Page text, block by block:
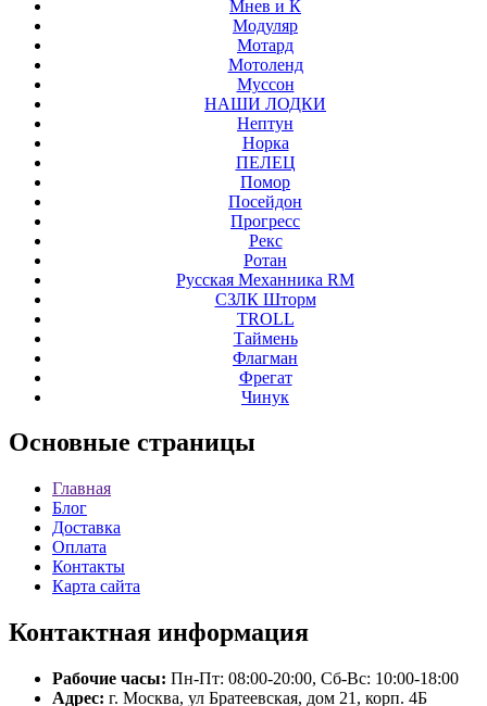
Мнев и К
Модуляр
Мотард
Мотоленд
Муссон
НАШИ ЛОДКИ
Нептун
Норка
ПЕЛЕЦ
Помор
Посейдон
Прогресс
Рекс
Ротан
Русская Механника RM
СЗЛК Шторм
ТROLL
Таймень
Флагман
Фрегат
Чинук
Основные страницы
Главная
Блог
Доставка
Оплата
Контакты
Карта сайта
Контактная информация
Рабочие часы: Пн-Пт: 08:00-20:00, Сб-Вс: 10:00-18:00
Адрес: г. Москва, ул Братеевская, дом 21, корп. 4Б